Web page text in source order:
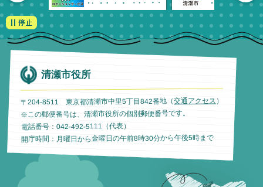
清瀬市役所
〒204-8511 東京都清瀬市中里5丁目842番地（交通アクセス ）
※この郵便番号は、清瀬市役所の個別郵便番号です。
電話番号：042-492-5111（代表）
開庁時間：月曜日から金曜日の午前8時30分から午後5時まで